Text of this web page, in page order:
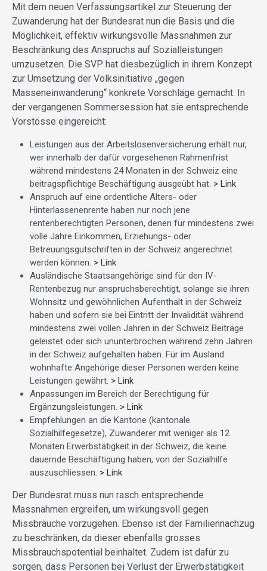
Mit dem neuen Verfassungsartikel zur Steuerung der
Zuwanderung hat der Bundesrat nun die Basis und die
Möglichkeit, effektiv wirkungsvolle Massnahmen zur
Beschränkung des Anspruchs auf Sozialleistungen
umzusetzen. Die SVP hat diesbezüglich in ihrem Konzept
zur Umsetzung der Volksinitiative „gegen
Masseneinwanderung“ konkrete Vorschläge gemacht. In
der vergangenen Sommersession hat sie entsprechende
Vorstösse eingereicht:
Leistungen aus der Arbeitslosenversicherung erhält nur,
wer innerhalb der dafür vorgesehenen Rahmenfrist
während mindestens 24 Monaten in der Schweiz eine
beitragspflichtige Beschäftigung ausgeübt hat. > Link
Anspruch auf eine ordentliche Alters- oder
Hinterlassenenrente haben nur noch jene
rentenberechtigten Personen, denen für mindestens zwei
volle Jahre Einkommen, Erziehungs- oder
Betreuungsgutschriften in der Schweiz angerechnet
werden können. > Link
Ausländische Staatsangehörige sind für den IV-
Rentenbezug nur anspruchsberechtigt, solange sie ihren
Wohnsitz und gewöhnlichen Aufenthalt in der Schweiz
haben und sofern sie bei Eintritt der Invalidität während
mindestens zwei vollen Jahren in der Schweiz Beiträge
geleistet oder sich ununterbrochen während zehn Jahren
in der Schweiz aufgehalten haben. Für im Ausland
wohnhafte Angehörige dieser Personen werden keine
Leistungen gewährt. > Link
Anpassungen im Bereich der Berechtigung für
Ergänzungsleistungen. > Link
Empfehlungen an die Kantone (kantonale
Sozialhilfegesetze), Zuwanderer mit weniger als 12
Monaten Erwerbstätigkeit in der Schweiz, die keine
dauernde Beschäftigung haben, von der Sozialhilfe
auszuschliessen. > Link
Der Bundesrat muss nun rasch entsprechende
Massnahmen ergreifen, um wirkungsvoll gegen
Missbräuche vorzugehen. Ebenso ist der Familiennachzug
zu beschränken, da dieser ebenfalls grosses
Missbrauchspotential beinhaltet. Zudem ist dafür zu
sorgen, dass Personen bei Verlust der Erwerbstätigkeit